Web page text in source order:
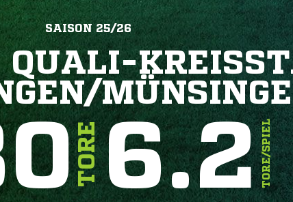
SAISON 25/26
TORE6.2TORE/SPIEL